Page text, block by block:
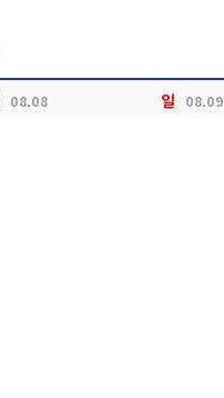
08.08 일 08.09